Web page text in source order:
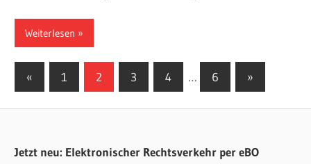
Weiterlesen
Seitennummerierung
« Vorherige
Beiträge
1 2 3 4 … 6
Nächste
Beiträge
»
Jetzt neu: Elektronischer Rechtsverkehr per eBO